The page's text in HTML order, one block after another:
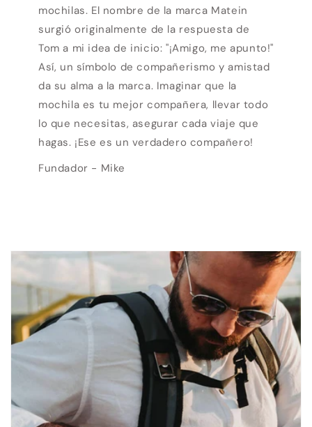
mochilas. El nombre de la marca Matein
surgió originalmente de la respuesta de
Tom a mi idea de inicio: "¡Amigo, me apunto!"
Así, un símbolo de compañerismo y amistad
da su alma a la marca. Imaginar que la
mochila es tu mejor compañera, llevar todo
lo que necesitas, asegurar cada viaje que
hagas. ¡Ese es un verdadero compañero!
Fundador - Mike